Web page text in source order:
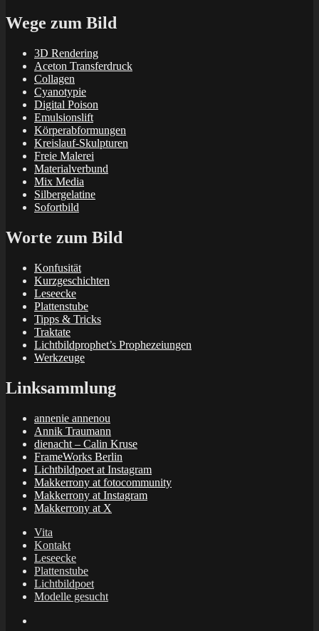
Wege zum Bild
3D Rendering
Aceton Transferdruck
Collagen
Cyanotypie
Digital Poison
Emulsionslift
Körperabformungen
Kreislauf-Skulpturen
Freie Malerei
Materialverbund
Mix Media
Silbergelatine
Sofortbild
Worte zum Bild
Konfusität
Kurzgeschichten
Leseecke
Plattenstube
Tipps & Tricks
Traktate
Lichtbildprophet’s Prophezeiungen
Werkzeuge
Linksammlung
annenie annenou
Annik Traumann
dienacht – Calin Kruse
FrameWorks Berlin
Lichtbildpoet at Instagram
Makkerrony at fotocommunity
Makkerrony at Instagram
Makkerrony at X
Vita
Kontakt
Leseecke
Plattenstube
Lichtbildpoet
Modelle gesucht